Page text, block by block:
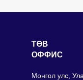
ТӨВ
ОФФИС
Монгол улс,